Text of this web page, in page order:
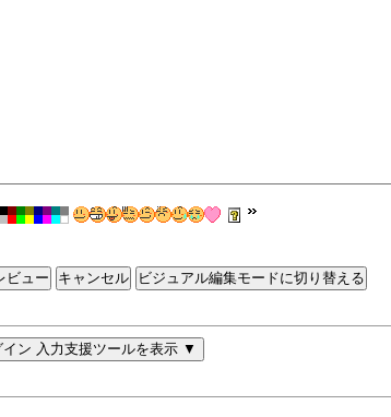
ビジュアル編集モードに切り替える
ン 入力支援ツールを表示 ▼